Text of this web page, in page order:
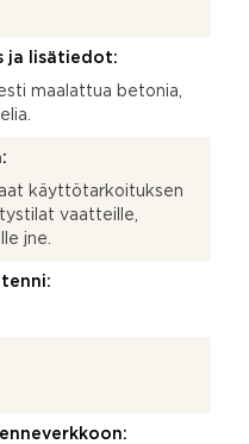
ja lisätiedot:
maalattua betonia,
käyttötarkoituksen
vaatteille,
jne.